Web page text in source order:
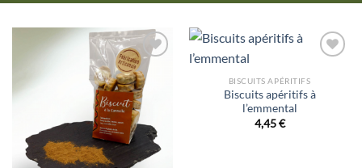
Ajouter
à la liste
d’envies
à la liste
d’envies
BISCUITS APÉRITIFS
Biscuits apéritifs à
l’emmental
4,45€